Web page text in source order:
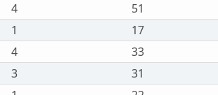
4 51
1 17
4 33
3 31